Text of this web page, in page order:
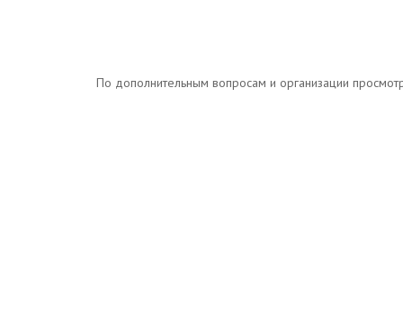
По дополнительным вопросам и организации